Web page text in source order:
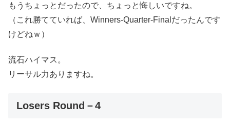
もうちょっとだったので、ちょっと悔しいですね。
（これ勝てていれば、Winners-Quarter-Finalだったんです
けどねｗ）
流石ハイマス。
リーサル力ありますね。
Losers Round－4